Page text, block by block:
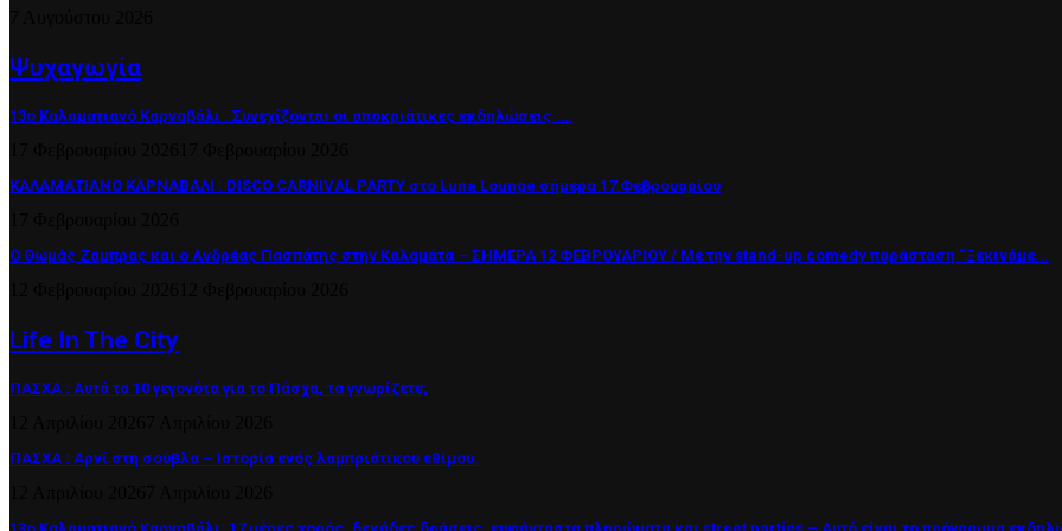
Ψυχαγωγία
13ο Καλαματιανό Καρναβάλι : Συνεχίζονται οι αποκριάτικες εκδηλώσεις ….
ΚΑΛΑΜΑΤΙΑΝΟ ΚΑΡΝΑΒΑΛΙ : DISCO CARNIVAL PARTY στο Luna Lounge σήμερα 17 Φεβρουαρίου
Ο Θωμάς Ζάμπρας και ο Ανδρέας Πασπάτης στην Καλαμάτα – ΣΗΜΕΡΑ 12 ΦΕΒΡΟΥΑΡΙΟΥ / Με την stand-up comedy παράσταση “Ξεκινάμε...
Life In The City
ΠΑΣΧΑ : Αυτά τα 10 γεγονότα για το Πάσχα, τα γνωρίζετε;
ΠΑΣΧΑ : Αρνί στη σούβλα – Ιστορία ενός λαμπριάτικου εθίμου.